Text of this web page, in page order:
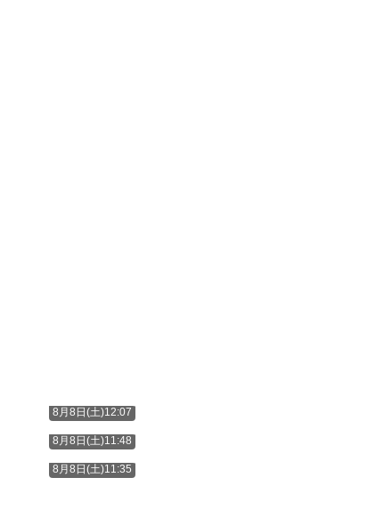
8月8日(土)12:07
8月8日(土)11:48
8月8日(土)11:35